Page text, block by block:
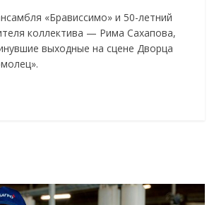
«Брависсимо» и 50-летний
коллектива — Рима Сахапова,
выходные на сцене Дворца